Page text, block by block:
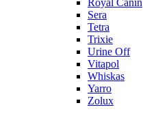
Royal Canin
Sera
Tetra
Trixie
Urine Off
Vitapol
Whiskas
Yarro
Zolux